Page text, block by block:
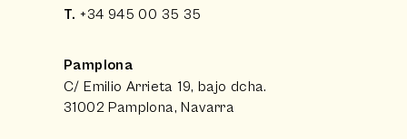
T. +34 945 00 35 35
Pamplona
C/ Emilio Arrieta 19, bajo dcha.
31002 Pamplona, Navarra